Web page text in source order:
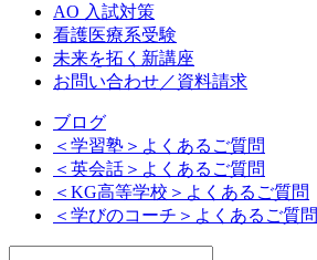
AO 入試対策
看護医療系受験
未来を拓く新講座
お問い合わせ／資料請求
ブログ
＜学習塾＞よくあるご質問
＜英会話＞よくあるご質問
＜KG高等学校＞よくあるご質問
＜学びのコーチ＞よくあるご質問